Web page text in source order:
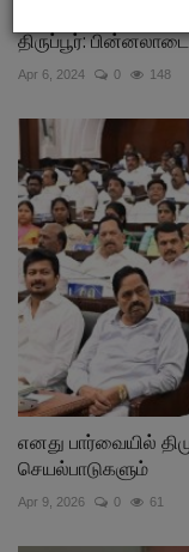
திருப்பூர்:
Apr 6, 2024 0 148
எனது பார்வையில்
செயல்பாடுகளும்
Apr 9, 2026 0 61